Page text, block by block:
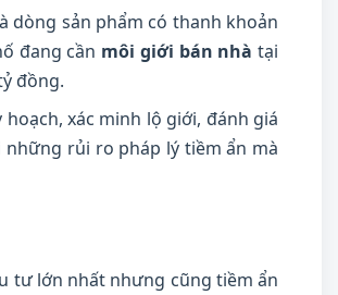
dòng sản phẩm có thanh khoản
đang cần môi giới bán nhà tại
đồng.
xác minh lộ giới, đánh giá
rủi ro pháp lý tiềm ẩn mà
tư lớn nhất nhưng cũng tiềm ẩn